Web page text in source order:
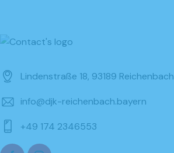
Lindenstraße 18, 93189 Reichenbach
info@djk-reichenbach.bayern
+49 174 2346553